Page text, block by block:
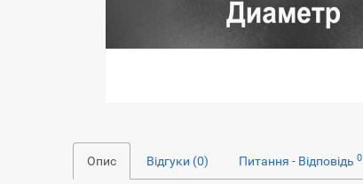
Опис Відгуки (0) Питання - Відповідь0